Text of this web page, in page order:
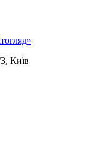
Київ